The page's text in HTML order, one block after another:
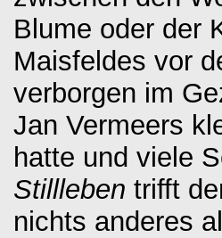
Blume oder der
Maisfeldes vor
verborgen im
Jan Vermeers
hatte und viele
Stillleben trifft
nichts anderes